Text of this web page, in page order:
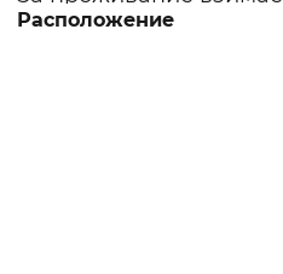
превышающая 75% от
Расположение